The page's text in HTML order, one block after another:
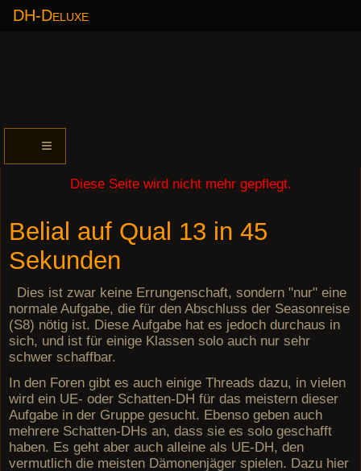
DH-Deluxe
≡
Diese Seite wird nicht mehr gepflegt.
Belial auf Qual 13 in 45
Sekunden
Dies ist zwar keine Errungenschaft, sondern "nur" eine
normale Aufgabe, die für den Abschluss der Seasonreise
(S8) nötig ist. Diese Aufgabe hat es jedoch durchaus in
sich, und ist für einige Klassen solo auch nur sehr
schwer schaffbar.
In den Foren gibt es auch einige Threads dazu, in vielen
wird ein UE- oder Schatten-DH für das meistern dieser
Aufgabe in der Gruppe gesucht. Ebenso geben auch
mehrere Schatten-DHs an, dass sie es solo geschafft
haben. Es geht aber auch alleine als UE-DH, den
vermutlich die meisten Dämonenjäger spielen. Dazu hier